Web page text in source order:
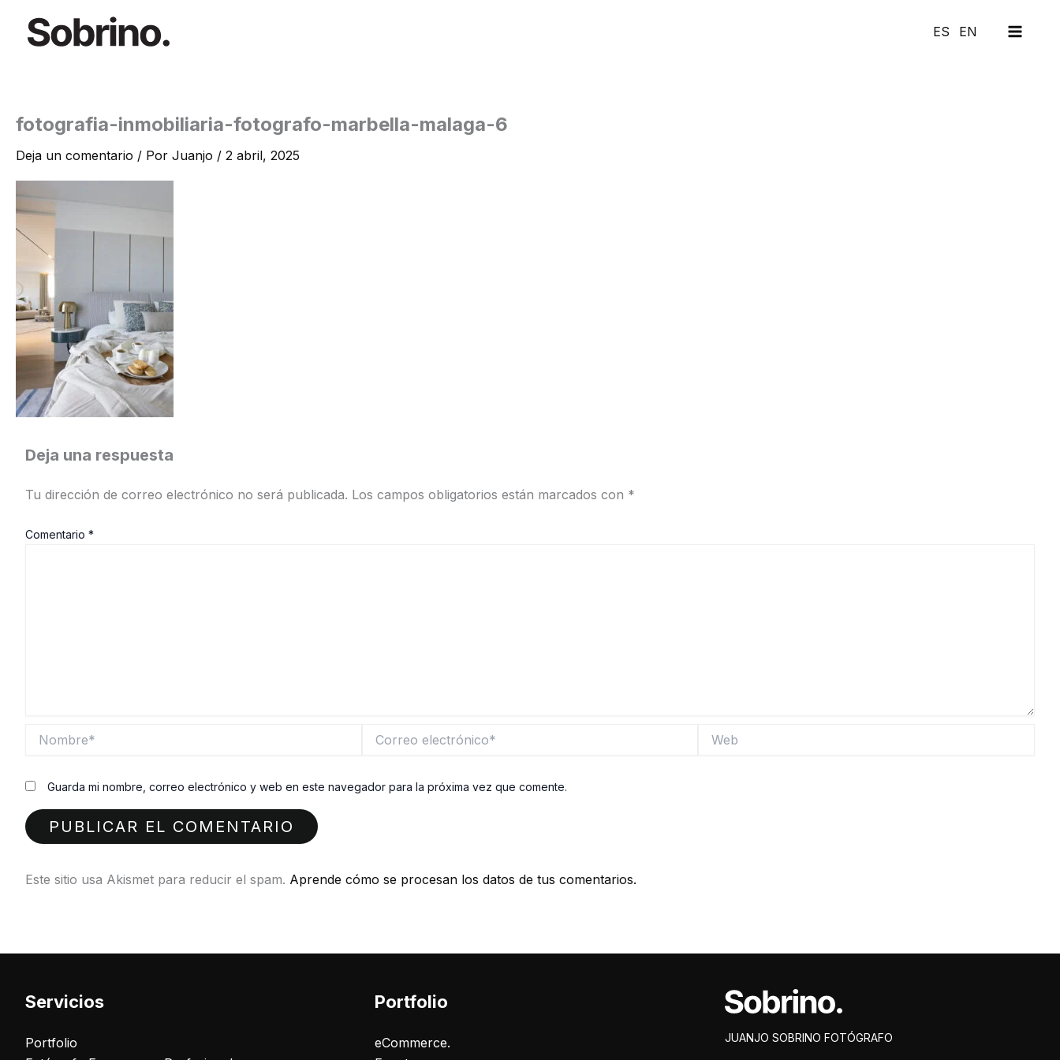
contenido
ES EN
fotografia-inmobiliaria-fotografo-marbella-malaga-6
Deja un comentario / Por Juanjo / 2 abril, 2025
Deja una respuesta
Tu dirección de correo electrónico no será publicada. Los campos obligatorios están marcados con *
Comentario *
electrónico*
Guarda mi nombre, correo electrónico y web en este navegador para la próxima vez que comente.
Este sitio usa Akismet para reducir el spam. Aprende cómo se procesan los datos de tus comentarios.
Servicios
Portfolio
Portfolio
eCommerce.
JUANJO SOBRINO FOTÓGRAFO
Facebook
Instagram
X Pinterest